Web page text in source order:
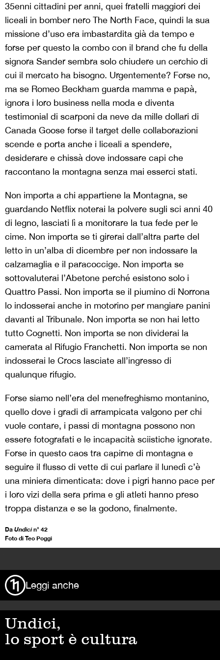
35enni cittadini per anni, quei fratelli maggiori dei
liceali in bomber nero The North Face, quindi la sua
missione d’uso era imbastardita già da tempo e
forse per questo la combo con il brand che fu della
signora Sander sembra solo chiudere un cerchio di
cui il mercato ha bisogno. Urgentemente? Forse no,
ma se Romeo Beckham guarda mamma e papà,
ignora i loro business nella moda e diventa
testimonial di scarponi da neve da mille dollari di
Canada Goose forse il target delle collaborazioni
scende e porta anche i liceali a spendere,
desiderare e chissà dove indossare capi che
raccontano la montagna senza mai esserci stati.
Non importa a chi appartiene la Montagna, se
guardando Netflix noterai la polvere sugli sci anni 40
di legno, lasciati lì a monitorare la tua fede per le
cime. Non importa se ti girerai dall’altra parte del
letto in un’alba di dicembre per non indossare la
calzamaglia e il paracoccige. Non importa se
sottovaluterai l’Abetone perché esistono solo i
Quattro Passi. Non importa se il piumino di Norrona
lo indosserai anche in motorino per mangiare panini
davanti al Tribunale. Non importa se non hai letto
tutto Cognetti. Non importa se non dividerai la
camerata al Rifugio Franchetti. Non importa se non
indosserai le Crocs lasciate all’ingresso di
qualunque rifugio.
Forse siamo nell’era del menefreghismo montanino,
quello dove i gradi di arrampicata valgono per chi
vuole contare, i passi di montagna possono non
essere fotografati e le incapacità sciistiche ignorate.
Forse in questo caos tra capirne di montagna e
seguire il flusso di vette di cui parlare il lunedì c’è
una miniera dimenticata: dove i pigri hanno pace per
i loro vizi della sera prima e gli atleti hanno preso
troppa distanza e se la godono, finalmente.
Da Undicin° 42
Foto di Teo Poggi
Leggi anche
Undici,
lo sport è cultura